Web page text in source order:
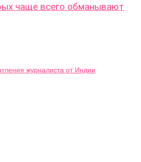
чаще всего обманывают